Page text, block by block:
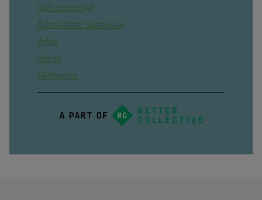
Spil ansvarligt
Administrer samtykke
Arkiv
Om os
Skribenter